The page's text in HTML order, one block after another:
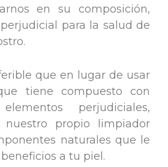
en su composición,
para la salud de
que en lugar de usar
tiene compuesto con
perjudiciales,
nuestro propio limpiador
naturales que le
a tu piel.